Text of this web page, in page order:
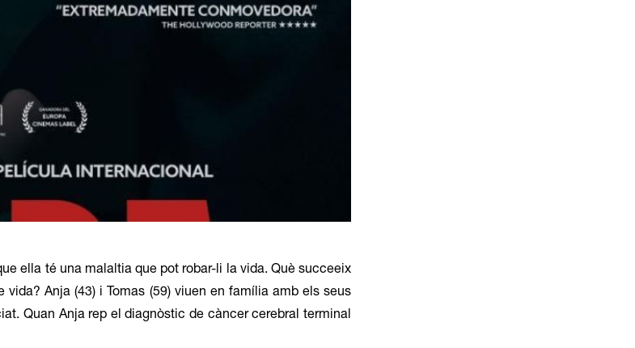
ella té una malaltia que pot robar-li la vida. Què succeeix
Anja (43) i Tomas (59) viuen en família amb els seus
Quan Anja rep el diagnòstic de càncer cerebral terminal